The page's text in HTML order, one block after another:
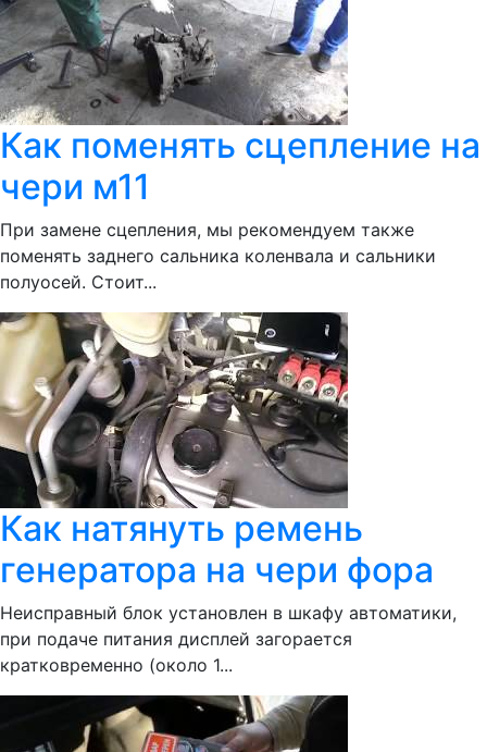
Как поменять сцепление на
чери м11
При замене сцепления, мы рекомендуем также
поменять заднего сальника коленвала и сальники
полуосей. Стоит...
Как натянуть ремень
генератора на чери фора
Неисправный блок установлен в шкафу автоматики,
при подаче питания дисплей загорается
кратковременно (около 1...